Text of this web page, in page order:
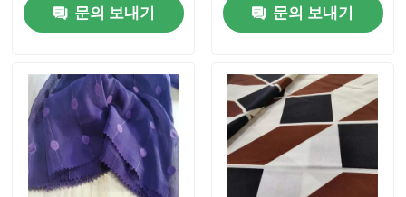
제품 소개
회사 소개
문의 보내기 문의 보내기